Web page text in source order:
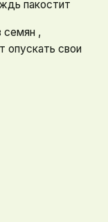
пакостит
,
опускать свои